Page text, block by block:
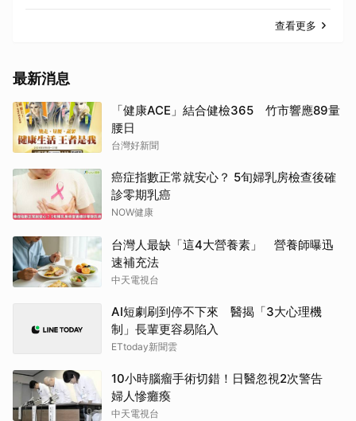
查看更多
最新消息
「健康ACE」結合健檢365 竹市響應89量
腰日
台灣好新聞
癌症指數正常就安心？ 5旬婦乳房檢查後確
診零期乳癌
NOW健康
台灣人最缺「這4大營養素」 營養師曝迅
速補充法
中天電視台
AI短劇刷到停不下來 醫揭「3大心理機
制」長輩更容易陷入
ETtoday新聞雲
10小時腦瘤手術切錯！日醫忽視2次警告
婦人慘癱瘓
中天電視台